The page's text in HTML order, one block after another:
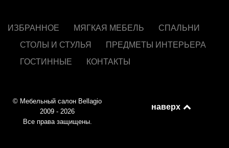
ИЗБРАННОЕ МЯГКАЯ МЕБЕЛЬ
СПАЛЬНИ
СТОЛЫ И СТУЛЬЯ
ПРЕДМЕТЫ ИНТЕРЬЕРА
ГОСТИННЫЕ
КОНТАКТЫ
© Мебельный салон Bellagio
2009 - 2026
Все права защищены.
наверх